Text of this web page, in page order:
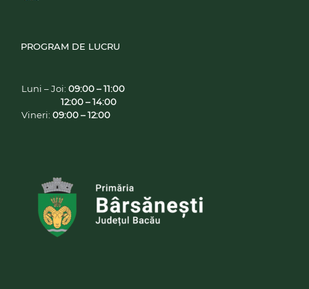
PROGRAM DE LUCRU
Luni – Joi: 09:00 – 11:00
12:00 – 14:00
Vineri: 09:00 – 12:00